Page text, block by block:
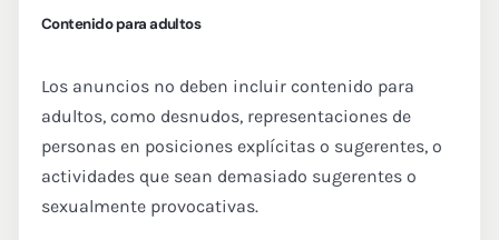
Contenido para adultos
Los anuncios no deben incluir contenido para
adultos, como desnudos, representaciones de
personas en posiciones explícitas o sugerentes, o
actividades que sean demasiado sugerentes o
sexualmente provocativas.